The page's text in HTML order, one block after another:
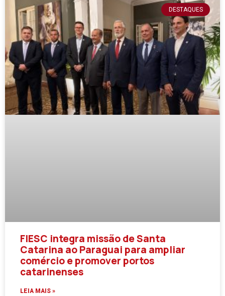
DESTAQUES
FIESC integra missão de Santa
Catarina ao Paraguai para ampliar
comércio e promover portos
catarinenses
LEIA MAIS »